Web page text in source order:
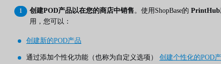
创建POD产品以在您的商店中销售 。使用ShopBase的 PrintHub
用，您可以：
创建新的POD产品
通过添加个性化功能（也称为自定义选项） 创建个性化的POD产